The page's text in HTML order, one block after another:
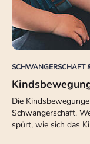
SCHWANGERSCHAFT
Die
Schwangerschaft.
spürt, wie sich das